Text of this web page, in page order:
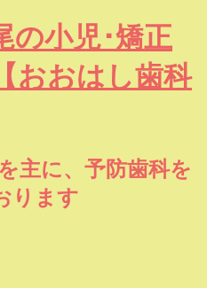
の小児･矯正
おおはし歯科
主に、予防歯科を
ります